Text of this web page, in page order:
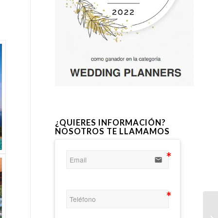
¿QUIERES INFORMACIÓN?
NOSOTROS TE LLAMAMOS
email